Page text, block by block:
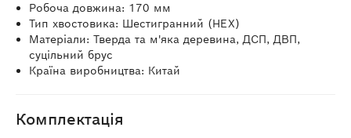
Робоча довжина: 170 мм
Тип хвостовика: Шестигранний (HEX)
Матеріали: Тверда та м'яка деревина, ДСП, ДВП,
суцільний брус
Країна виробництва: Китай
Комплектація